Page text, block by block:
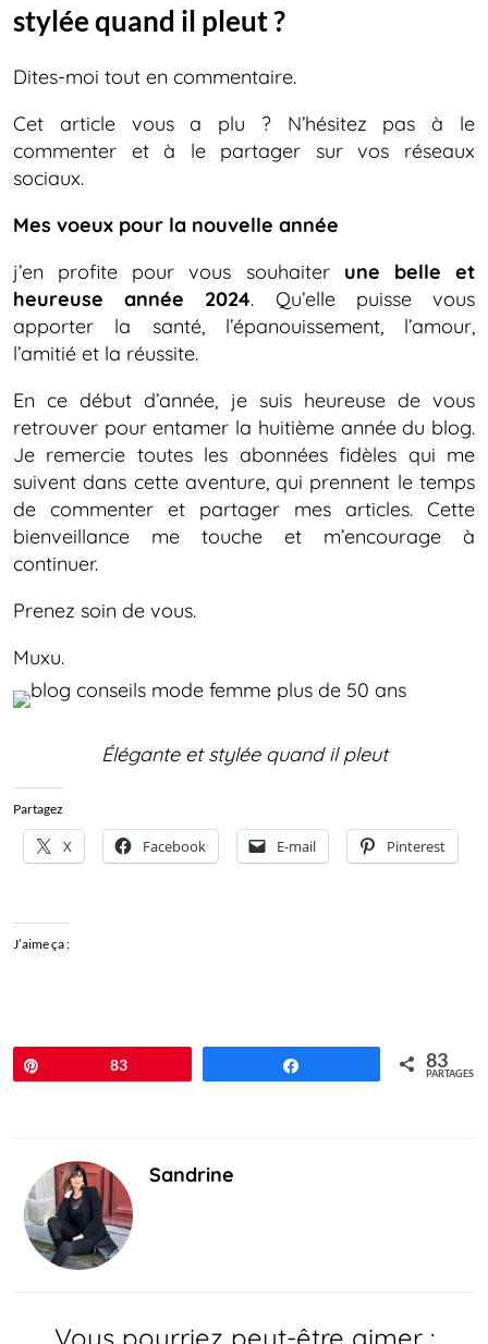
stylée quand il pleut ?
Dites-moi tout en commentaire.
Cet article vous a plu ? N’hésitez pas à le
commenter et à le partager sur vos réseaux
sociaux.
Mes voeux pour la nouvelle année
j’en profite pour vous souhaiter une belle et
heureuse année 2024. Qu’elle puisse vous
apporter la santé, l’épanouissement, l’amour,
l’amitié et la réussite.
En ce début d’année, je suis heureuse de vous
retrouver pour entamer la huitième année du blog.
Je remercie toutes les abonnées fidèles qui me
suivent dans cette aventure, qui prennent le temps
de commenter et partager mes articles. Cette
bienveillance me touche et m’encourage à
continuer.
Prenez soin de vous.
Muxu.
Élégante et stylée quand il pleut
Partagez
X Facebook E-mail Pinterest
J’aime ça :
83 83
PARTAGES
Sandrine